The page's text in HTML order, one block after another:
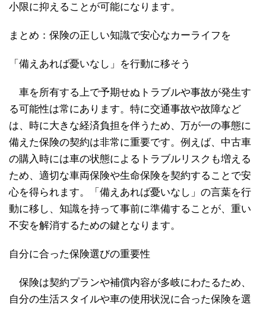
小限に抑えることが可能になります。
まとめ：保険の正しい知識で安心なカーライフを
「備えあれば憂いなし」を行動に移そう
車を所有する上で予期せぬトラブルや事故が発生す
る可能性は常にあります。特に交通事故や故障など
は、時に大きな経済負担を伴うため、万が一の事態に
備えた保険の契約は非常に重要です。例えば、中古車
の購入時には車の状態によるトラブルリスクも増える
ため、適切な車両保険や生命保険を契約することで安
心を得られます。「備えあれば憂いなし」の言葉を行
動に移し、知識を持って事前に準備することが、重い
不安を解消するための鍵となります。
自分に合った保険選びの重要性
保険は契約プランや補償内容が多岐にわたるため、
自分の生活スタイルや車の使用状況に合った保険を選